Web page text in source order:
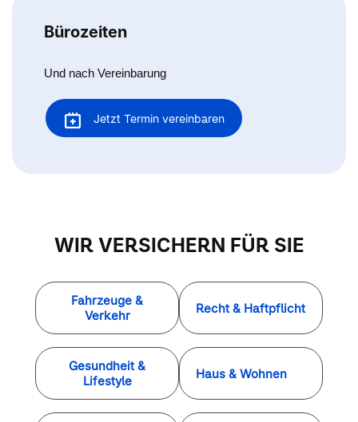
Bürozeiten
Und nach Vereinbarung
Jetzt Termin vereinbaren
WIR VERSICHERN FÜR SIE
Fahrzeuge &
Verkehr
Recht & Haftpflicht
Gesundheit &
Lifestyle
Haus & Wohnen